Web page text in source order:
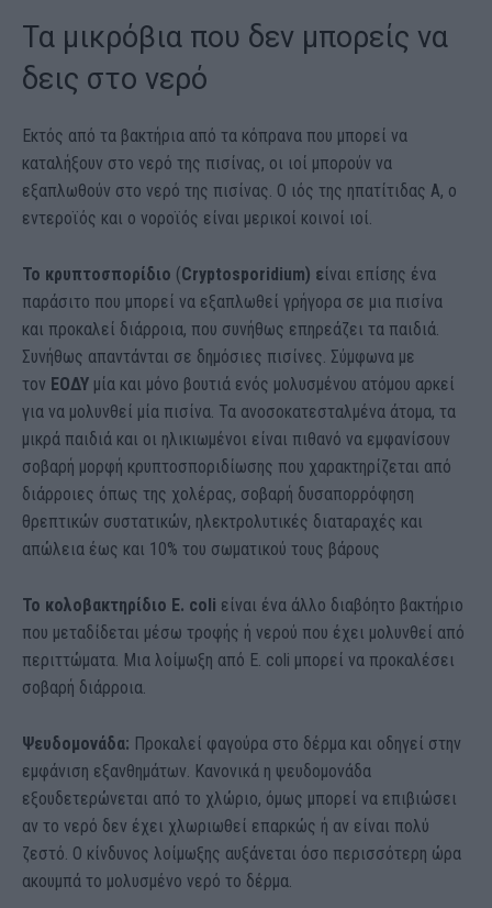
Τα μικρόβια που δεν μπορείς να
δεις στο νερό
Εκτός από τα βακτήρια από τα κόπρανα που μπορεί να
καταλήξουν στο νερό της πισίνας, οι ιοί μπορούν να
εξαπλωθούν στο νερό της πισίνας. Ο ιός της ηπατίτιδας Α, ο
εντεροϊός και ο νοροϊός είναι μερικοί κοινοί ιοί.
Το κρυπτοσπορίδιο (Cryptosporidium) είναι επίσης ένα
παράσιτο που μπορεί να εξαπλωθεί γρήγορα σε μια πισίνα
και προκαλεί διάρροια, που συνήθως επηρεάζει τα παιδιά.
Συνήθως απαντάνται σε δημόσιες πισίνες. Σύμφωνα με
τον ΕΟΔΥ μία και μόνο βουτιά ενός μολυσμένου ατόμου αρκεί
για να μολυνθεί μία πισίνα. Τα ανοσοκατεσταλμένα άτομα, τα
μικρά παιδιά και οι ηλικιωμένοι είναι πιθανό να εμφανίσουν
σοβαρή μορφή κρυπτοσποριδίωσης που χαρακτηρίζεται από
διάρροιες όπως της χολέρας, σοβαρή δυσαπορρόφηση
θρεπτικών συστατικών, ηλεκτρολυτικές διαταραχές και
απώλεια έως και 10% του σωματικού τους βάρους
Το κολοβακτηρίδιο E. coli είναι ένα άλλο διαβόητο βακτήριο
που μεταδίδεται μέσω τροφής ή νερού που έχει μολυνθεί από
περιττώματα. Μια λοίμωξη από E. coli μπορεί να προκαλέσει
σοβαρή διάρροια.
Ψευδομονάδα: Προκαλεί φαγούρα στο δέρμα και οδηγεί στην
εμφάνιση εξανθημάτων. Κανονικά η ψευδομονάδα
εξουδετερώνεται από το χλώριο, όμως μπορεί να επιβιώσει
αν το νερό δεν έχει χλωριωθεί επαρκώς ή αν είναι πολύ
ζεστό. Ο κίνδυνος λοίμωξης αυξάνεται όσο περισσότερη ώρα
ακουμπά το μολυσμένο νερό το δέρμα.